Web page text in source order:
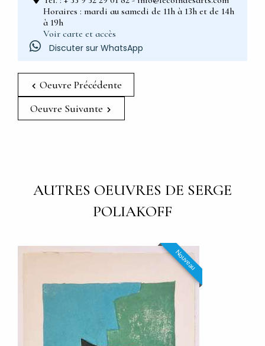
Horaires : mardi au samedi de 11h à 13h et de 14h
à 19h
Voir carte et accès
Discuter sur WhatsApp
Oeuvre Précédente
Oeuvre Suivante
AUTRES OEUVRES DE SERGE
POLIAKOFF
Nouveau